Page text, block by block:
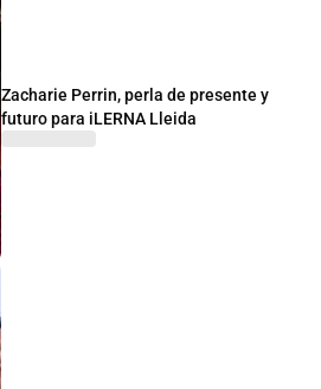
Zacharie Perrin, perla de presente y
futuro para iLERNA Lleida